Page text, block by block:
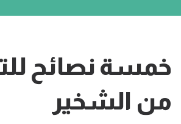
خمسة نصائح
من الشخير